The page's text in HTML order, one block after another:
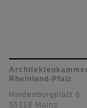
Architektenkammer
Rheinland-Pfalz
Hindenburgplatz 6
55118 Mainz